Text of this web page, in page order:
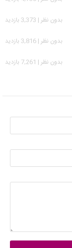
بدون نظر | 3,373 بازدید
بدون نظر | 3,816 بازدید
بدون نظر | 7,261 بازدید